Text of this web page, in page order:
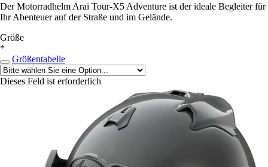
Der Motorradhelm Arai Tour-X5 Adventure ist der ideale Begleiter für
Ihr Abenteuer auf der Straße und im Gelände.
Größe
*
Größentabelle
Dieses Feld ist erforderlich